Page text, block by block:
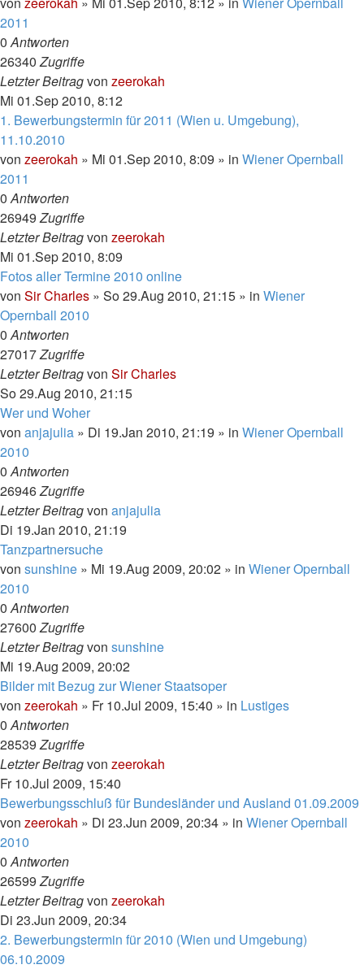
2011
0Antworten
26340Zugriffe
Letzter Beitragvon zeerokah
Mi 01.Sep 2010, 8:12
1. Bewerbungstermin für 2011 (Wien u. Umgebung),
11.10.2010
von zeerokah » Mi 01.Sep 2010, 8:09 » in Wiener Opernball
2011
0Antworten
26949Zugriffe
Letzter Beitragvon zeerokah
Mi 01.Sep 2010, 8:09
Fotos aller Termine 2010 online
von Sir Charles » So 29.Aug 2010, 21:15 » in Wiener
Opernball 2010
0Antworten
27017Zugriffe
Letzter Beitragvon Sir Charles
So 29.Aug 2010, 21:15
Wer und Woher
von anjajulia » Di 19.Jan 2010, 21:19 » in Wiener Opernball
2010
0Antworten
26946Zugriffe
Letzter Beitragvon anjajulia
Di 19.Jan 2010, 21:19
Tanzpartnersuche
von sunshine » Mi 19.Aug 2009, 20:02 » in Wiener Opernball
2010
0Antworten
27600Zugriffe
Letzter Beitragvon sunshine
Mi 19.Aug 2009, 20:02
Bilder mit Bezug zur Wiener Staatsoper
von zeerokah » Fr 10.Jul 2009, 15:40 » in Lustiges
0Antworten
28539Zugriffe
Letzter Beitragvon zeerokah
Fr 10.Jul 2009, 15:40
Bewerbungsschluß für Bundesländer und Ausland 01.09.2009
von zeerokah » Di 23.Jun 2009, 20:34 » in Wiener Opernball
2010
0Antworten
26599Zugriffe
Letzter Beitragvon zeerokah
Di 23.Jun 2009, 20:34
2. Bewerbungstermin für 2010 (Wien und Umgebung)
06.10.2009